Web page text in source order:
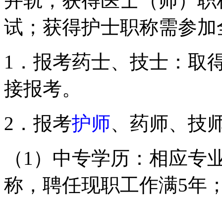
试；获得护士职称需参
1．报考药士、技士：取
接报考。
2．报考护师、药师、技
（1）中专学历：相应
称，聘任现职工作满5年